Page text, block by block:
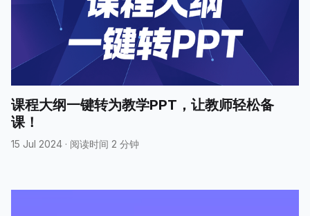
课程大纲一键转为教学PPT，让教师轻松备
课！
15 Jul 2024 · 阅读时间 2 分钟